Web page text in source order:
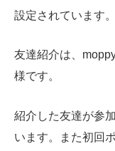
設定されています。
友達紹介は、
様です。
紹介した友達が参
います。また初回